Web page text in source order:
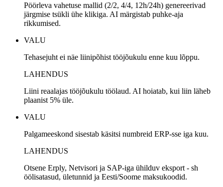
Pöörleva vahetuse mallid (2/2, 4/4, 12h/24h) genereerivad
järgmise tsükli ühe klikiga. AI märgistab puhke-aja
rikkumised.
VALU
Tehasejuht ei näe liinipõhist tööjõukulu enne kuu lõppu.
LAHENDUS
Liini reaalajas tööjõukulu töölaud. AI hoiatab, kui liin läheb
plaanist 5% üle.
VALU
Palgameeskond sisestab käsitsi numbreid ERP-sse iga kuu.
LAHENDUS
Otsene Erply, Netvisori ja SAP-iga ühilduv eksport - sh
öölisatasud, ületunnid ja Eesti/Soome maksukoodid.